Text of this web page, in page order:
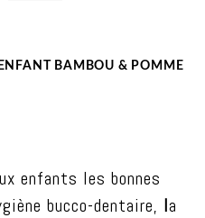
BAMBOU & POMME
enfants les bonnes
bucco-dentaire, la